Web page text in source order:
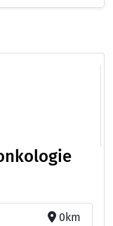
0km